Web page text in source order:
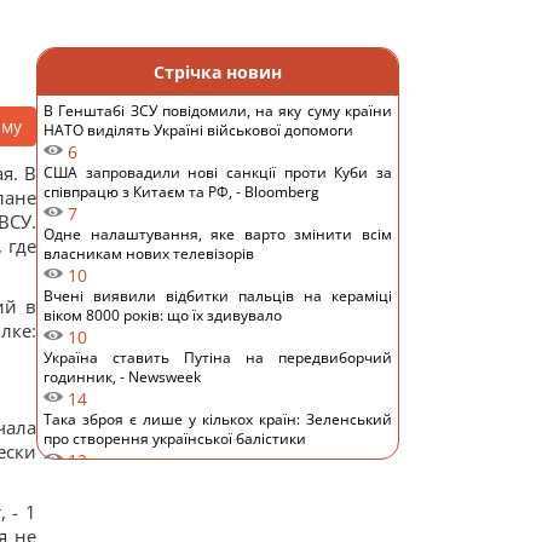
В
где
в
- 1
не
Стрічка новин
В Генштабі ЗСУ повідомили, на яку суму країни
НАТО виділять Україні військової допомоги
6
США запровадили нові санкції проти Куби за
співпрацю з Китаєм та РФ, - Bloomberg
7
Одне налаштування, яке варто змінити всім
власникам нових телевізорів
10
Вчені виявили відбитки пальців на кераміці
віком 8000 років: що їх здивувало
10
Україна ставить Путіна на передвиборчий
годинник, - Newsweek
14
Така зброя є лише у кількох країн: Зеленський
про створення української балістики
12